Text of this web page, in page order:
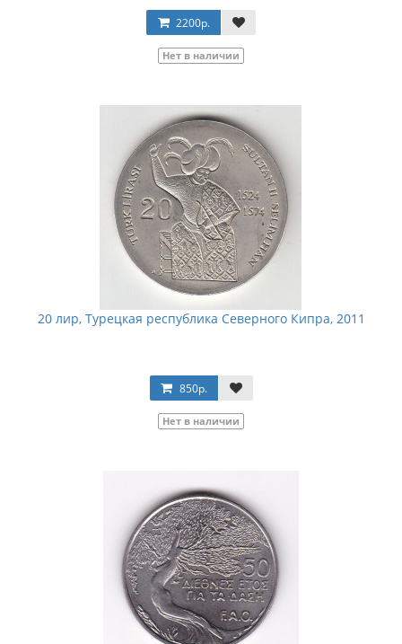
2200р.
Нет в наличии
20 лир, Турецкая республика Северного Кипра, 2011
850р.
Нет в наличии